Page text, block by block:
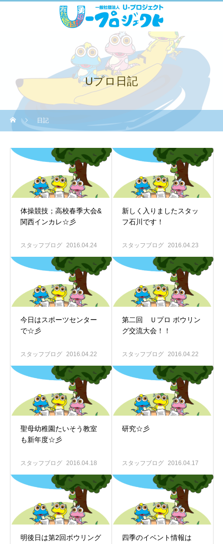
Uプロ日記
日記
体操競技；高校春季大会&
関西インカレ☆彡
スタッフブログ 2016.04.24
新しく入りましたスタッ
フ石川です！
スタッフブログ 2016.04.23
今日はスポーツセンター
で☆彡
スタッフブログ 2016.04.22
第二回 Ｕプロ ボウリン
グ交流大会！！
スタッフブログ 2016.04.22
聖母幼稚園たいそう教室
も新年度☆彡
スタッフブログ 2016.04.18
研究☆彡
スタッフブログ 2016.04.17
明後日は第2回ボウリング
四季のイベント情報は